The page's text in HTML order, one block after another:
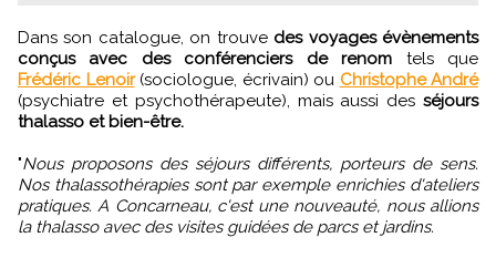
Dans son catalogue, on trouve des voyages évènements
conçus avec des conférenciers de renom tels que
Frédéric Lenoir(sociologue, écrivain) ou Christophe André
(psychiatre et psychothérapeute), mais aussi des séjours
thalasso et bien-être.
"Nous proposons des séjours différents, porteurs de sens.
Nos thalassothérapies sont par exemple enrichies d'ateliers
pratiques. A Concarneau, c'est une nouveauté, nous allions
la thalasso avec des visites guidées de parcs et jardins.